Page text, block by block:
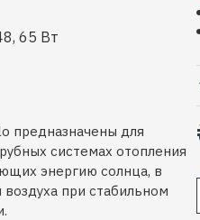
65 Вт
предназначены для
системах отопления
энергию солнца, в
при стабильном